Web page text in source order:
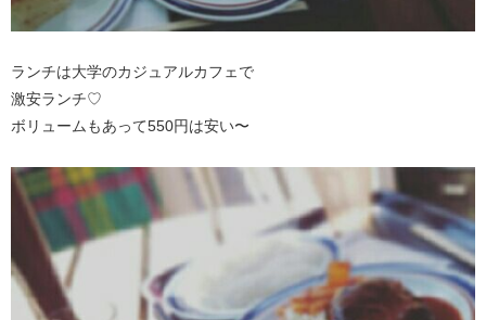
ランチは大学のカジュアルカフェで
激安ランチ♡
ボリュームもあって550円は安い〜